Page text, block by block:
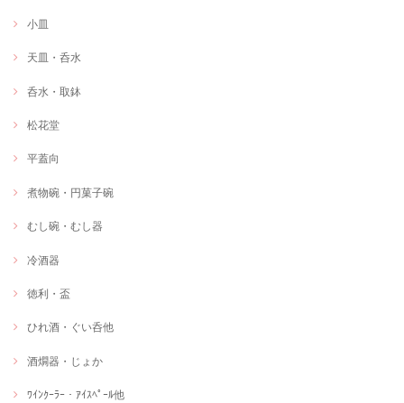
小皿
天皿・呑水
呑水・取鉢
松花堂
平蓋向
煮物碗・円菓子碗
むし碗・むし器
冷酒器
徳利・盃
ひれ酒・ぐい呑他
酒燗器・じょか
ﾜｲﾝｸｰﾗｰ・ｱｲｽﾍﾟｰﾙ他